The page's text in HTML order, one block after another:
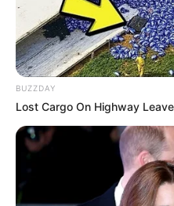
Everybody Wanted To
Is Her Recently
เรื่องอื่นๆ ที่น่าสน
BUZZDAY
Lost Cargo On Highway